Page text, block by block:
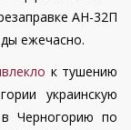
АН-32П
ежечасно.
к тушению
украинскую
в Черногорию по